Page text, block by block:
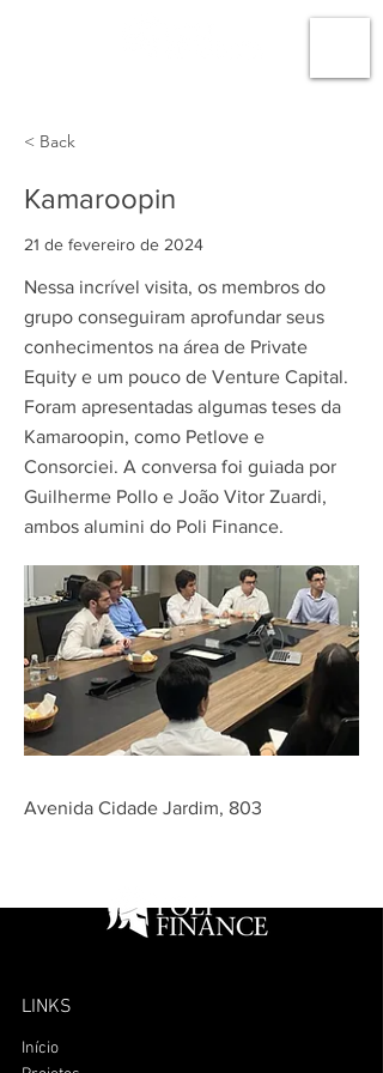
< Back
Kamaroopin
21 de fevereiro de 2024
Nessa incrível visita, os membros do
grupo conseguiram aprofundar seus
conhecimentos na área de Private
Equity e um pouco de Venture Capital.
Foram apresentadas algumas teses da
Kamaroopin, como Petlove e
Consorciei. A conversa foi guiada por
Guilherme Pollo e João Vitor Zuardi,
ambos alumini do Poli Finance.
Avenida Cidade Jardim, 803
LINKS
Início